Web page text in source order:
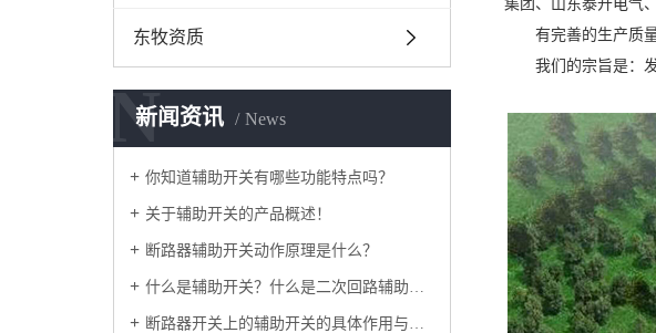
东牧资质
新闻资讯 News
N
你知道辅助开关有哪些功能特点吗？
关于辅助开关的产品概述！
断路器辅助开关动作原理是什么？
什么是辅助开关？什么是二次回路辅助开关？
断路器开关上的辅助开关的具体作用与运行方式
集团、山东泰开电气
有完善的生产质
我们的宗旨是：